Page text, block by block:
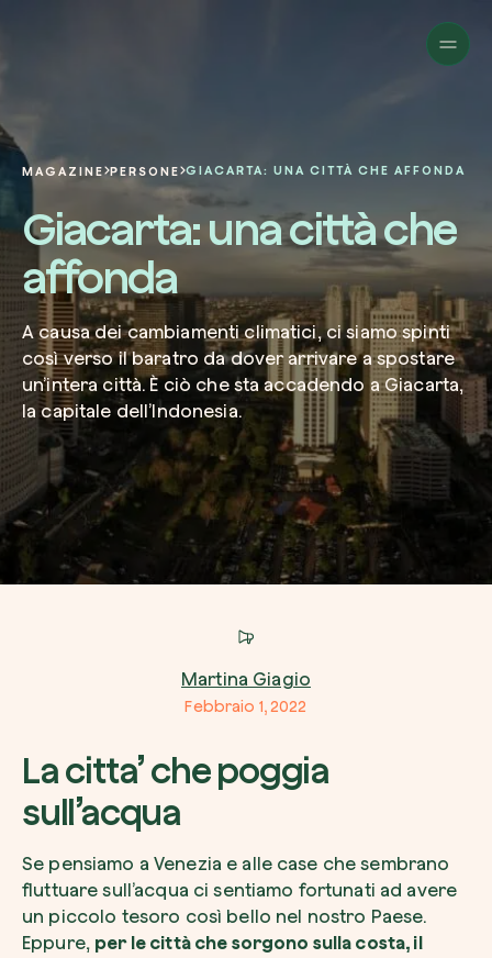
Chi siamo
Richiedi consulenza
Carbon Project
Magazine
Glossario
Piattaforma
Ita
MAGAZINE PERSONE GIACARTA: UNA CITTÀ CHE AFFONDA
Giacarta: una città che
affonda
A causa dei cambiamenti climatici, ci siamo spinti
così verso il baratro da dover arrivare a spostare
un’intera città. È ciò che sta accadendo a Giacarta,
la capitale dell’Indonesia.
Martina Giagio
Febbraio 1, 2022
La citta’ che poggia
sull’acqua
Se pensiamo a Venezia e alle case che sembrano
fluttuare sull’acqua ci sentiamo fortunati ad avere
un piccolo tesoro così bello nel nostro Paese.
Eppure, per le città che sorgono sulla costa, il
Una piattaforma per il tracciamento
dei nostri progetti nel mondo. Usa la
dashboard dedicata per gestire e
l’impatto che hai generato.
Accedioregistratialla web-app
Crea la tua foresta
Pianta una foresta in un’area del mondo a
della tua azienda.
Compila il modulo per ricevere una
consulenza personalizzata dal nostro
Nome e Cognome*
Email di lavoro*
Azienda*
Servizio di interesse